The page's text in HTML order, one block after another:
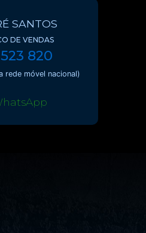
SANTOS
DE VENDAS
820
rede móvel nacional)